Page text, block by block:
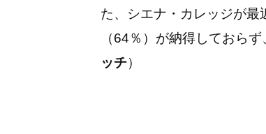
た、シエナ・カレッジが
（64％）が納得しておら
ッチ）